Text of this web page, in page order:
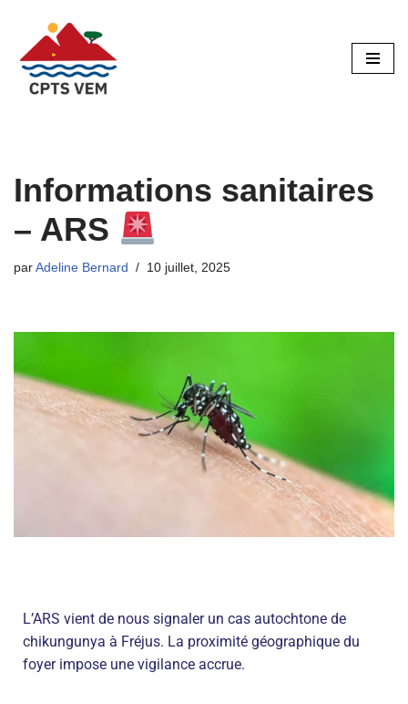
Aller
au
contenu
Informations sanitaires
– ARS
par Adeline Bernard 10 juillet, 2025
L’ARS vient de nous signaler un cas autochtone de
chikungunya à Fréjus. La proximité géographique du
foyer impose une vigilance accrue.